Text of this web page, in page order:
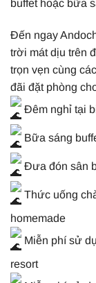
buffet hoặc bữa
Đến ngay
trời mát dịu trên
trọn vẹn cùng
đãi đặt phòng
Đêm nghỉ tại
Bữa sáng
Đưa đón sân
Thức uống
homemade
Miễn phí sử
resort